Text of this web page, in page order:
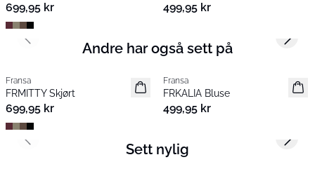
699,95 kr 499,95 kr
Andre har også sett på
Nyhet
Fransa
FRMITTY Skjørt
699,95 kr
Nyhet
Fransa
FRKALIA Bluse
499,95 kr
Previous slide Next
Sett nylig
Previous slide Next